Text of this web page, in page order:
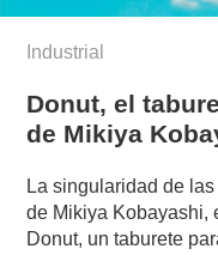
Industrial
Donut, el
de Mikiya
La singularidad de
de Mikiya Kobayashi,
Donut, un taburete